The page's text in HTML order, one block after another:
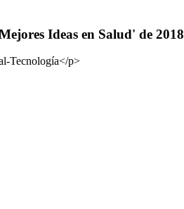
Ideas en Salud' de 2018
Tecnología</p>